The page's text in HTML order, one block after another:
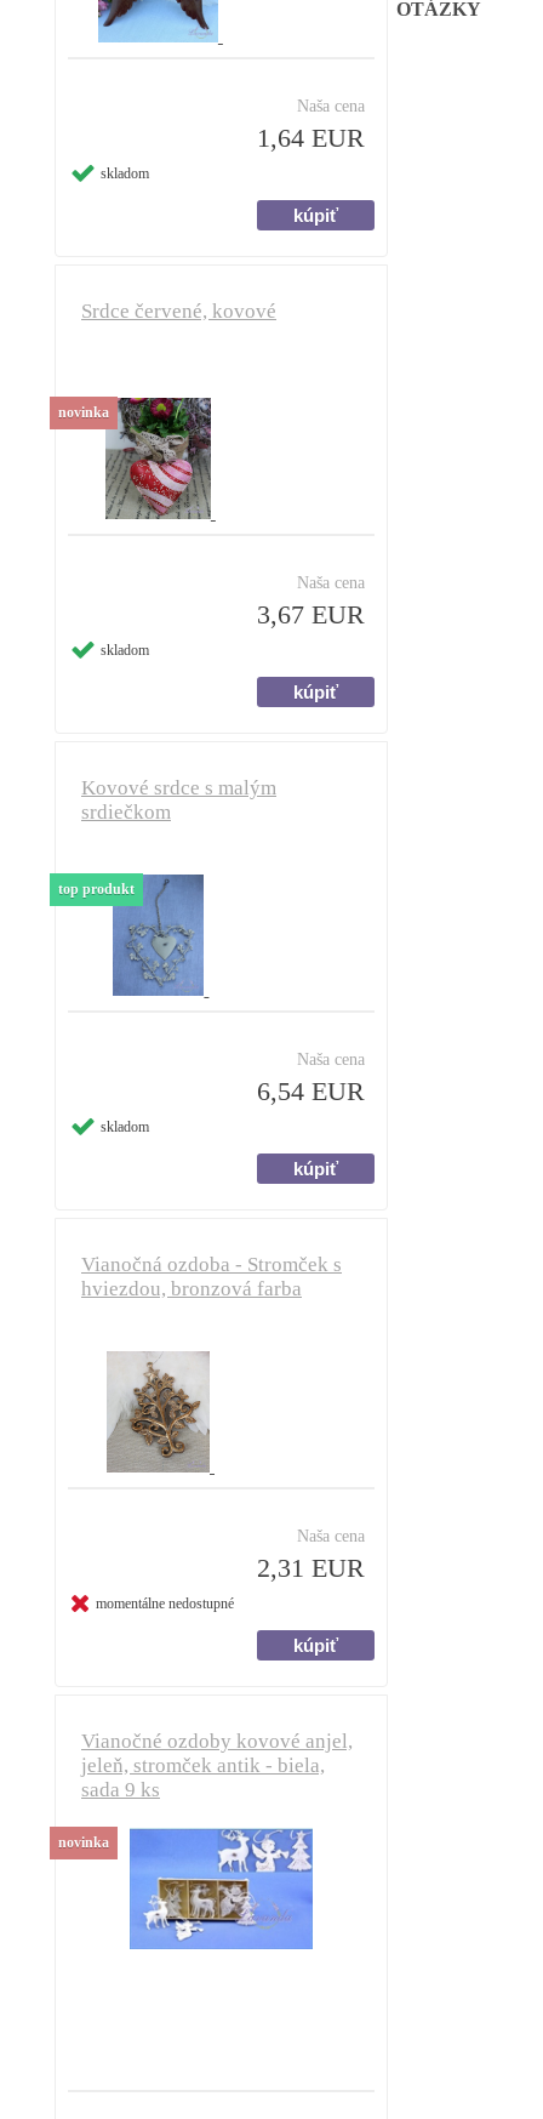
Naša cena
1,64 EUR
skladom
Srdce červené, kovové
Naša cena
3,67 EUR
skladom
novinka
Kovové srdce s malým
srdiečkom
Naša cena
6,54 EUR
skladom
top produkt
Vianočná ozdoba - Stromček s
hviezdou, bronzová farba
Naša cena
2,31 EUR
momentálne nedostupné
Vianočné ozdoby kovové anjel,
jeleň, stromček antik - biela,
sada 9 ks
novinka
OTÁZKY